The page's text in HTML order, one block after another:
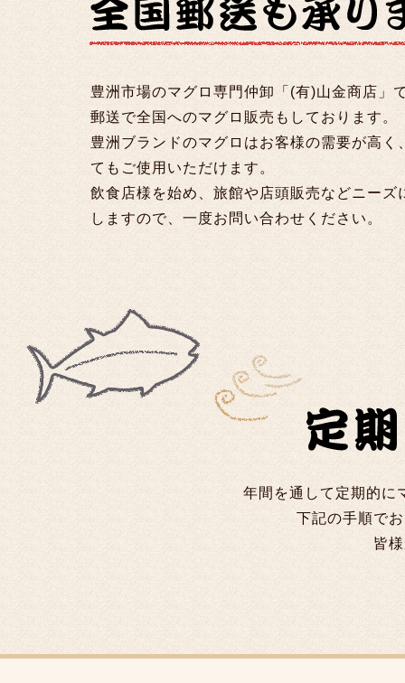
豊洲市場のマグロ専門仲卸「(有)山金商店」
郵送で全国へのマグロ販売もしております。
豊洲ブランドのマグロはお客様の需要が高く
てもご使用いただけます。
飲食店様を始め、旅館や店頭販売などニーズ
しますので、一度お問い合わせください。
年間を通して定期的に
下記の手順で
皆